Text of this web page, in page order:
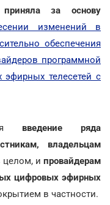
приняла за основу
изменений в
обеспечения
программной
эфирных телесетей с
введение ряда
владельцам
целом, и провайдерам
цифровых эфирных
в частности.